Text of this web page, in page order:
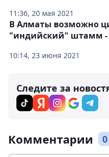
11:36, 20 мая 2021
10:14, 23 июня 2021
В Алматы возможно
"индийский" штамм -
Следите за
Комментарии 0